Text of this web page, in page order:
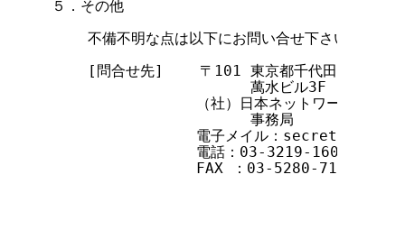
５．その他
    不備不明な点は以下にお問い合せ下さい。
[問合せ先]    〒101 東京都千代田区神田駿
                      萬水ビル3F
（社）日本ネットワークインフ
                      事務局
電子メイル：
                電話：03-3219-1601
                FAX ：03-5280-7199